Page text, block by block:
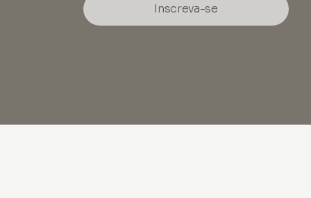
Inscreva-se